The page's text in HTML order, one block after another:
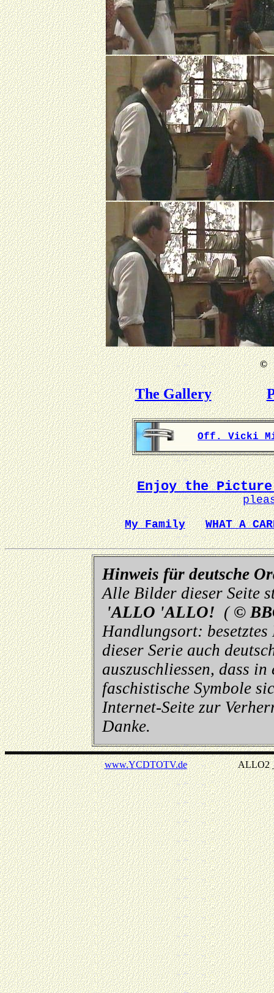
©
The Gallery
Off. Vicki
Enjoy the Picture
My Family
WHAT A
Hinweis für deutsche
Alle Bilder dieser Seite
'ALLO 'ALLO! ( ©
Handlungsort:
dieser Serie auch
auszuschliessen, dass in
faschistische Symbole
Internet-Seite zur
Danke.
www.YCDTOTV.deALLO2 _